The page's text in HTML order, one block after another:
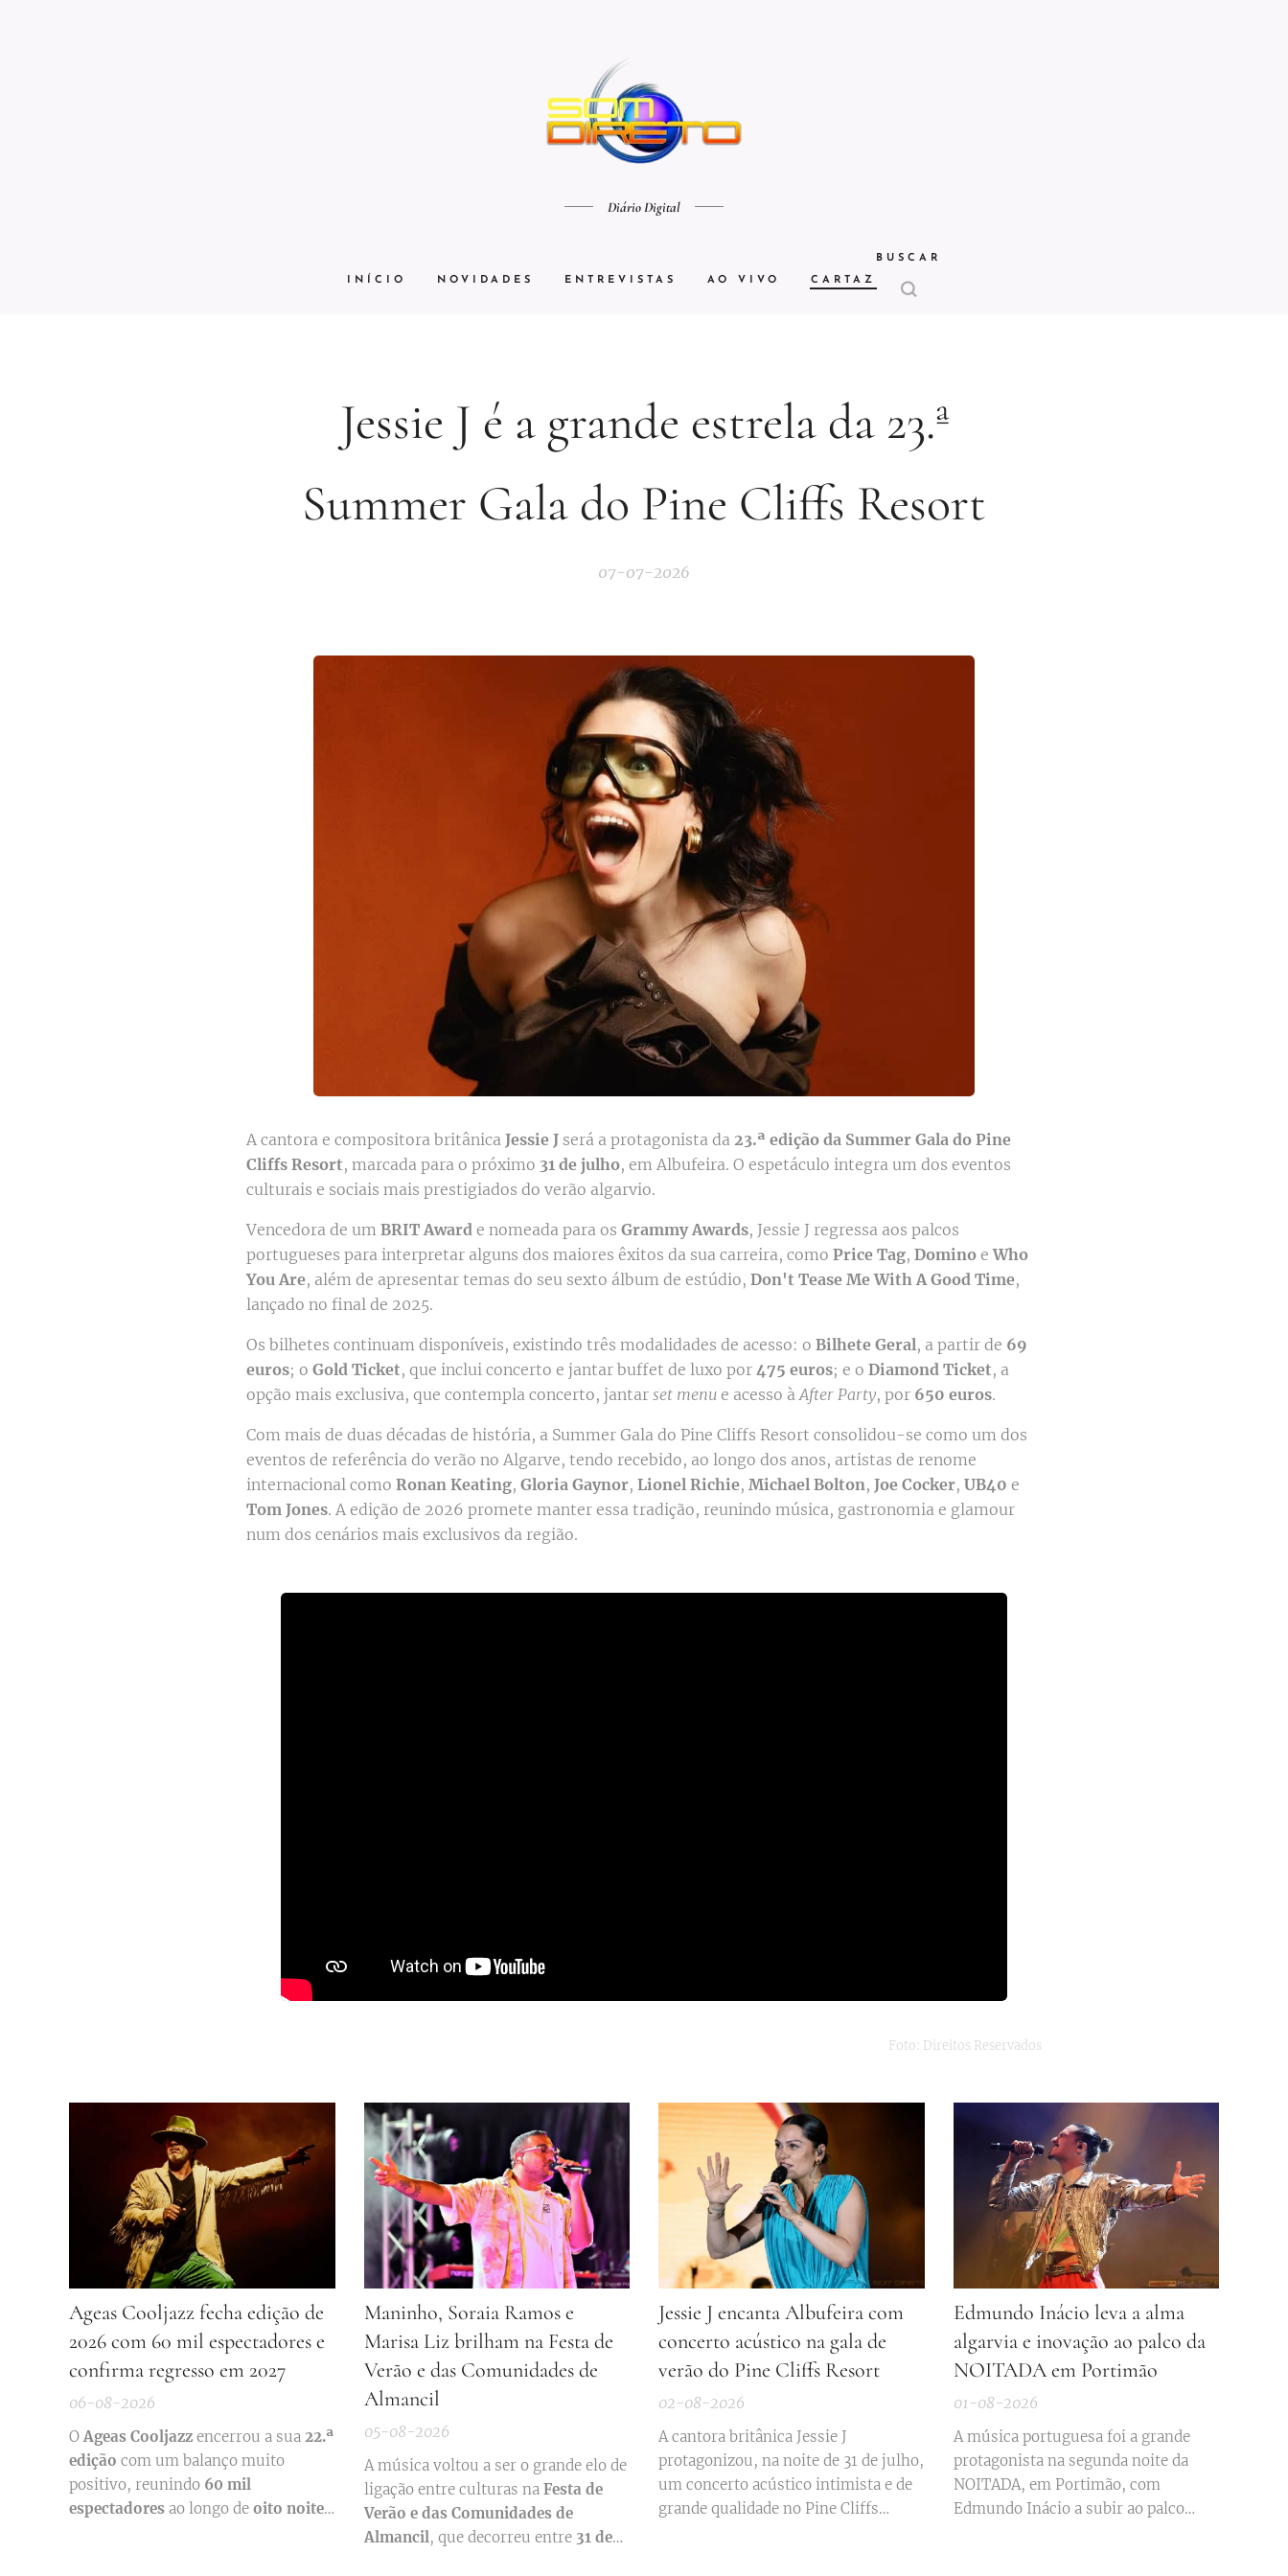
Diário Digital
INÍCIO NOVIDADES ENTREVISTAS AO VIVO CARTAZ
BUSCAR
Jessie J é a grande estrela da 23.ª
Summer Gala do Pine Cliffs Resort
07-07-2026
A cantora e compositora britânica Jessie J será a protagonista da 23.ª edição da Summer Gala do Pine
Cliffs Resort, marcada para o próximo 31 de julho, em Albufeira. O espetáculo integra um dos eventos
culturais e sociais mais prestigiados do verão algarvio.
Vencedora de um BRIT Award e nomeada para os Grammy Awards, Jessie J regressa aos palcos
portugueses para interpretar alguns dos maiores êxitos da sua carreira, como Price Tag, Domino eWho
You Are, além de apresentar temas do seu sexto álbum de estúdio, Don't Tease Me With A Good Time,
lançado no final de 2025.
Os bilhetes continuam disponíveis, existindo três modalidades de acesso: o Bilhete Geral, a partir de 69
euros; o Gold Ticket, que inclui concerto e jantar buffet de luxo por 475 euros; e o Diamond Ticket, a
opção mais exclusiva, que contempla concerto, jantar set menu e acesso à After Party, por 650 euros.
Com mais de duas décadas de história, a Summer Gala do Pine Cliffs Resort consolidou-se como um dos
eventos de referência do verão no Algarve, tendo recebido, ao longo dos anos, artistas de renome
internacional como Ronan Keating, Gloria Gaynor, Lionel Richie, Michael Bolton, Joe Cocker, UB40 e
Tom Jones. A edição de 2026 promete manter essa tradição, reunindo música, gastronomia e glamour
num dos cenários mais exclusivos da região.
Foto: Direitos Reservados
Ageas Cooljazz fecha edição de
2026 com 60 mil espectadores e
confirma regresso em 2027
06-08-2026
OAgeas Cooljazz encerrou a sua 22.ª
edição com um balanço muito
positivo, reunindo 60 mil
espectadores ao longo de oito noites
Maninho, Soraia Ramos e
Marisa Liz brilham na Festa de
Verão e das Comunidades de
Almancil
05-08-2026
A música voltou a ser o grande elo de
ligação entre culturas na Festa de
Verão e das Comunidades de
Almancil, que decorreu entre 31 de
Jessie J encanta Albufeira com
concerto acústico na gala de
verão do Pine Cliffs Resort
02-08-2026
A cantora britânica Jessie J
protagonizou, na noite de 31 de julho,
um concerto acústico intimista e de
grande qualidade no Pine Cliffs
Edmundo Inácio leva a alma
algarvia e inovação ao palco da
NOITADA em Portimão
01-08-2026
A música portuguesa foi a grande
protagonista na segunda noite da
NOITADA, em Portimão, com
Edmundo Inácio a subir ao palco